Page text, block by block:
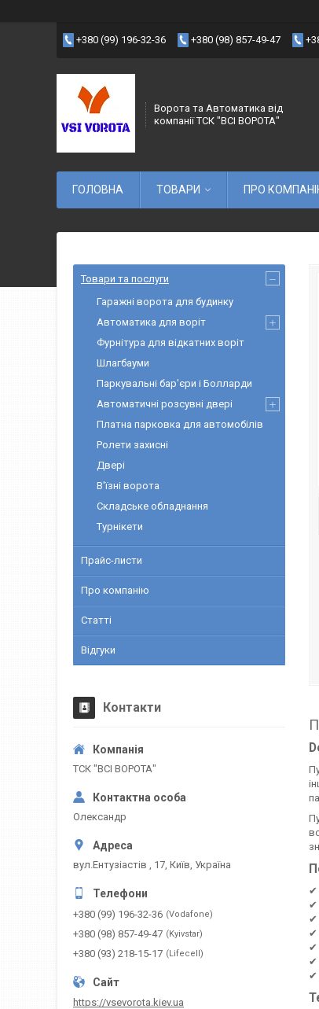
+380 (99) 196-32-36 +380 (98) 857-49-47
Ворота та Автоматика від
компанії ТСК "ВСІ ВОРОТА"
ГОЛОВНА ТОВАРИ ПРО
✔
✔
✔
✔
✔
✔
✔
Товари та послуги
Гаражні ворота для будинку
Автоматика для воріт
Фурнітура для відкатних воріт
Шлагбауми
Паркувальні бар'єри і Болларди
Автоматичні розсувні двері
Платна парковка для автомобілів
Ролети захисні
Двері
В'їзні ворота
Складське обладнання
Турнікети
Прайс-листи
Про компанію
Статті
Відгуки
Контакти
ТСК "ВСІ ВОРОТА"
Олександр
вул.Ентузіастів , 17, Київ, Україна
+380 (99) 196-32-36 Vodafone
+380 (98) 857-49-47 Kyivstar
+380 (93) 218-15-17 Lifecell
https://vsevorota.kiev.ua